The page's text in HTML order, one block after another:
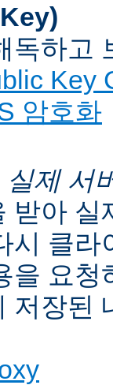
독하고
Key
암호화
실제 서
받아
시 클
을 요
저장된